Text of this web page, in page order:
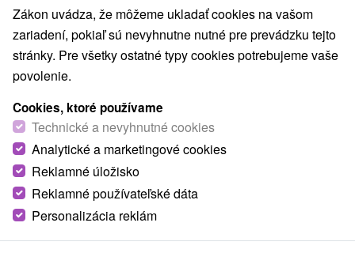
VŠETKY TOP - NAJPREDÁVANEJŠIE
Zákon uvádza, že môžeme ukladať cookies na vašom
zariadení, pokiaľ sú nevyhnutne nutné pre prevádzku tejto
stránky. Pre všetky ostatné typy cookies potrebujeme vaše
povolenie.
Cookies, ktoré používame
Technické a nevyhnutné cookies
Analytické a marketingové cookies
Reklamné úložisko
Reklamné používateľské dáta
Personalizácia reklám